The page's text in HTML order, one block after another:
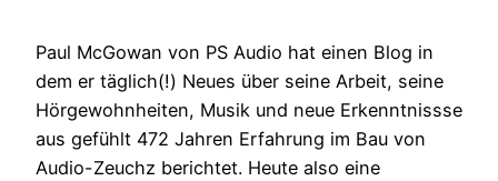
Paul McGowan von PS Audio hat einen Blog in
dem er täglich(!) Neues über seine Arbeit, seine
Hörgewohnheiten, Musik und neue Erkenntnissse
aus gefühlt 472 Jahren Erfahrung im Bau von
Audio-Zeuchz berichtet. Heute also eine